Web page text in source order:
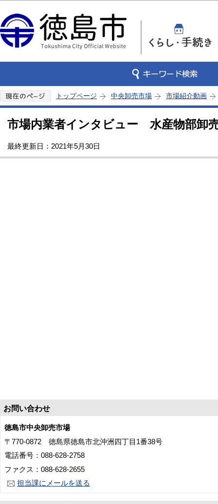
トップページ 中央卸売市場 市場紹介動画
市場内業者インタビュー 水産物部卸
最終更新日：2021年5月30日
お問い合わせ
徳島市中央卸売市場
〒770-0872 徳島県徳島市北沖洲四丁目1番38号
電話番号：088-628-2758
ファクス：088-628-2655
担当課にメールを送る